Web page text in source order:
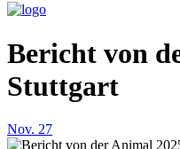
Bericht von
Stuttgart
Nov. 27